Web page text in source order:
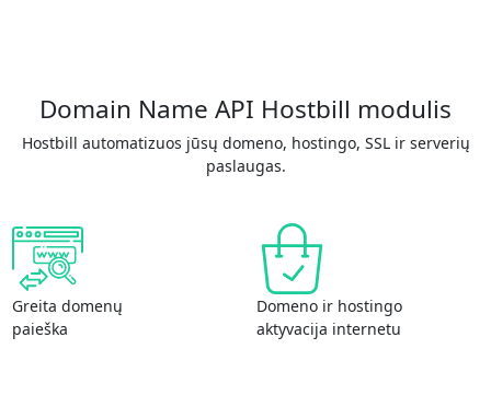
Domain Name API Hostbill modulis
Hostbill automatizuos jūsų domeno, hostingo, SSL ir serverių
paslaugas.
Greita domenų
paieška
Domeno ir hostingo
aktyvacija internetu